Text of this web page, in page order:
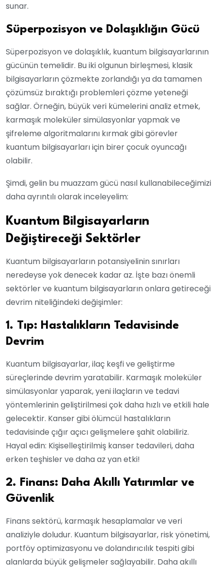
sunar.
Süperpozisyon ve Dolaşıklığın Gücü
Süperpozisyon ve dolaşıklık, kuantum bilgisayarlarının
gücünün temelidir. Bu iki olgunun birleşmesi, klasik
bilgisayarların çözmekte zorlandığı ya da tamamen
çözümsüz bıraktığı problemleri çözme yeteneği
sağlar. Örneğin, büyük veri kümelerini analiz etmek,
karmaşık moleküler simülasyonlar yapmak ve
şifreleme algoritmalarını kırmak gibi görevler
kuantum bilgisayarları için birer çocuk oyuncağı
olabilir.
Şimdi, gelin bu muazzam gücü nasıl kullanabileceğimizi
daha ayrıntılı olarak inceleyelim:
Kuantum Bilgisayarların
Değiştireceği Sektörler
Kuantum bilgisayarların potansiyelinin sınırları
neredeyse yok denecek kadar az. İşte bazı önemli
sektörler ve kuantum bilgisayarların onlara getireceği
devrim niteliğindeki değişimler:
1. Tıp: Hastalıkların Tedavisinde
Devrim
Kuantum bilgisayarlar, ilaç keşfi ve geliştirme
süreçlerinde devrim yaratabilir. Karmaşık moleküler
simülasyonlar yaparak, yeni ilaçların ve tedavi
yöntemlerinin geliştirilmesi çok daha hızlı ve etkili hale
gelecektir. Kanser gibi ölümcül hastalıkların
tedavisinde çığır açıcı gelişmelere şahit olabiliriz.
Hayal edin: Kişiselleştirilmiş kanser tedavileri, daha
erken teşhisler ve daha az yan etki!
2. Finans: Daha Akıllı Yatırımlar ve
Güvenlik
Finans sektörü, karmaşık hesaplamalar ve veri
analiziyle doludur. Kuantum bilgisayarlar, risk yönetimi,
portföy optimizasyonu ve dolandırıcılık tespiti gibi
alanlarda büyük gelişmeler sağlayabilir. Daha akıllı